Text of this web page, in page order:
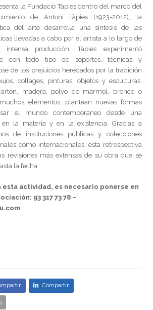
la Fundació Tàpies dentro del marco del
de Antoni Tàpies (1923-2012), la
del arte desarrolla una síntesis de las
llevadas a cabo por el artista a lo largo de
producción. Tàpies experimentó
con todo tipo de soportes, técnicas y
de los prejuicios heredados por la tradición
collages, pinturas, objetos y esculturas,
madera, polvo de mármol, bronce o
elementos, plantean nuevas formas
el mundo contemporáneo desde una
en la materia y en la existencia. Gracias a
de instituciones públicas y colecciones
como internacionales, esta retrospectiva
revisiones más extensas de su obra que se
la fecha.
esta actividad, es necesario ponerse en
93 317 73 78 –
Compartir